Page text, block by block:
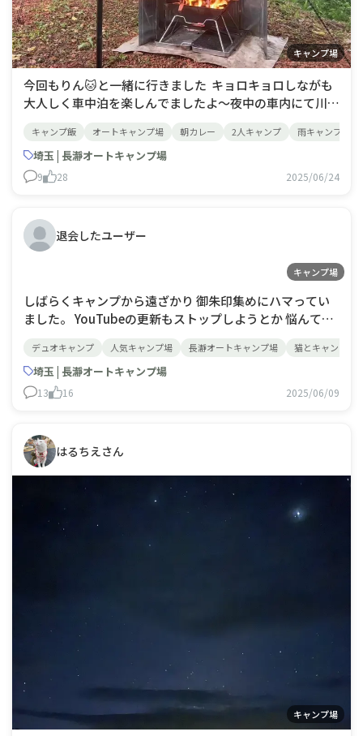
キャンプ場
今回もりん🐱と一緒に行きました キョロキョロしながも
大人しく車中泊を楽しんでましたよ〜夜中の車内にて川の
いにくの雨降りの朝…星空は見えず残念だったけど、雨を
楽しもうと 王道の目玉焼きソーセージパ
キャンプ飯 オートキャンプ場 朝カレー 2人キャンプ 雨キャンプ
埼玉 | 長瀞オートキャンプ場
9 28 2025/06/24
退会したユーザー
キャンプ場
しばらくキャンプから遠ざかり 御朱印集めにハマってい
ました。 YouTubeの更新もストップしようとか 悩んてい
した事 申し訳無く感じています🙇‍♀️
デュオキャンプ 人気キャンプ場 長瀞オートキャンプ場 猫とキャンプ
埼玉 | 長瀞オートキャンプ場
13 16 2025/06/09
はるちえさん
キャンプ場